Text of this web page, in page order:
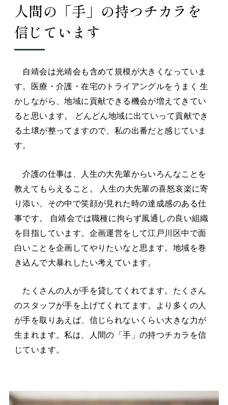
人間の「手」の持つチカラを
信じています
自靖会は光靖会も含めて規模が大きくなっていま
す。医療・介護・在宅のトライアングルをうまく 生
かしながら、地域に貢献できる機会が増えてきてい
ると思います。 どんどん地域に出ていって貢献でき
る土壌が整ってますので、私の出番だと感じていま
す。
介護の仕事は、人生の大先輩からいろんなことを
教えてもらえること。 人生の大先輩の喜怒哀楽に寄
り添い、その中で笑顔が見れた時の達成感のある仕
事です。 自靖会では職種に拘らず風通しの良い組織
を目指しています。企画運営をして江戸川区中で面
白いことを企画してやりたいなと思ます。地域を巻
き込んで大暴れしたい考えています。
たくさんの人が手を貸してくれてます。たくさん
のスタッフが手を上げてくれてます。より多くの人
が手を取りあえば、信じられないくらい大きな力が
生まれます。私は、人間の「手」の持つチカラを信
じています。